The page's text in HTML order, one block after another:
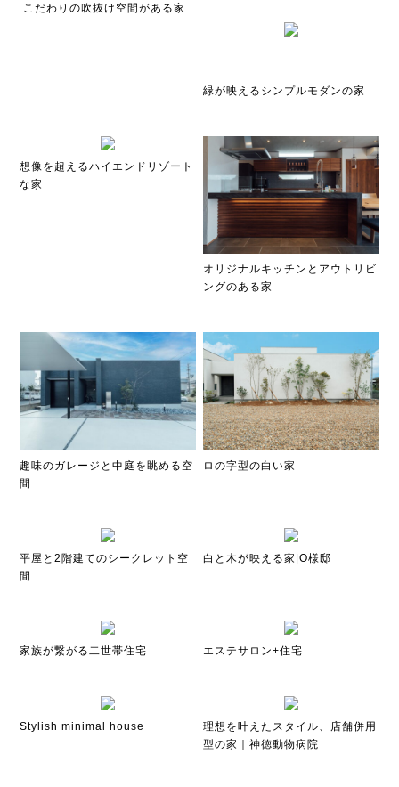
こだわりの吹抜け空間がある家
緑が映えるシンプルモダンの家
想像を超えるハイエンドリゾート
な家
オリジナルキッチンとアウトリビ
ングのある家
趣味のガレージと中庭を眺める空
間
ロの字型の白い家
平屋と2階建てのシークレット空
間
白と木が映える家|O様邸
家族が繋がる二世帯住宅 エステサロン+住宅
Stylish minimal house
理想を叶えたスタイル、店舗併用
型の家｜神徳動物病院